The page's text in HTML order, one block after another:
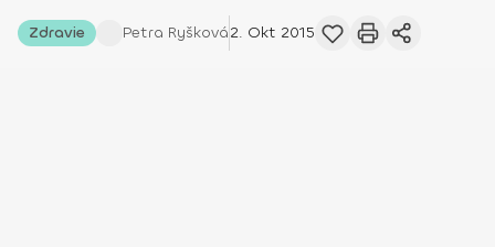
Zdravie Petra Ryšková2. Okt 2015